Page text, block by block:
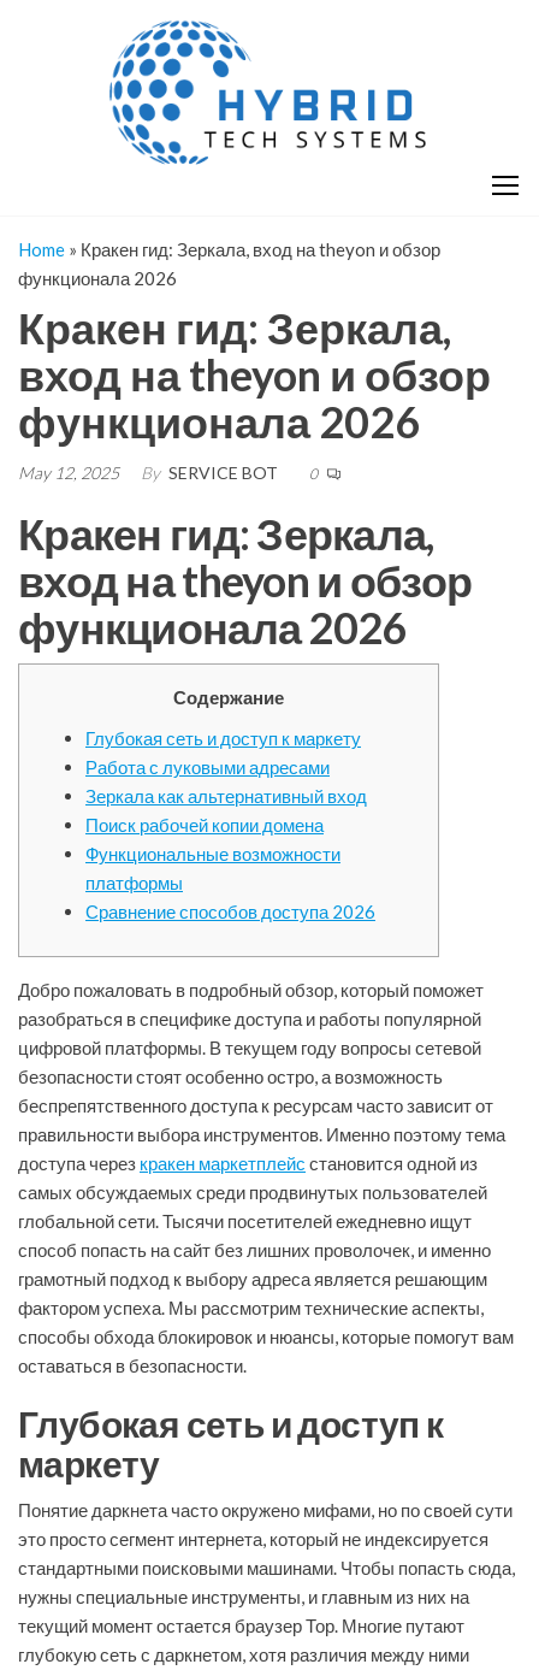
Home » Кракен гид: Зеркала, вход на theyon и обзор
функционала 2026
Кракен гид: Зеркала,
вход на theyon и обзор
функционала 2026
May 12, 2025 By SERVICE BOT 0
Кракен гид: Зеркала,
вход на theyon и обзор
функционала 2026
Содержание
Глубокая сеть и доступ к маркету
Работа с луковыми адресами
Зеркала как альтернативный вход
Поиск рабочей копии домена
Функциональные возможности
платформы
Сравнение способов доступа 2026
Добро пожаловать в подробный обзор, который поможет
разобраться в специфике доступа и работы популярной
цифровой платформы. В текущем году вопросы сетевой
безопасности стоят особенно остро, а возможность
беспрепятственного доступа к ресурсам часто зависит от
правильности выбора инструментов. Именно поэтому тема
доступа через кракен маркетплейс становится одной из
самых обсуждаемых среди продвинутых пользователей
глобальной сети. Тысячи посетителей ежедневно ищут
способ попасть на сайт без лишних проволочек, и именно
грамотный подход к выбору адреса является решающим
фактором успеха. Мы рассмотрим технические аспекты,
способы обхода блокировок и нюансы, которые помогут вам
оставаться в безопасности.
Глубокая сеть и доступ к
маркету
Понятие даркнета часто окружено мифами, но по своей сути
это просто сегмент интернета, который не индексируется
стандартными поисковыми машинами. Чтобы попасть сюда,
нужны специальные инструменты, и главным из них на
текущий момент остается браузер Тор. Многие путают
глубокую сеть с даркнетом, хотя различия между ними